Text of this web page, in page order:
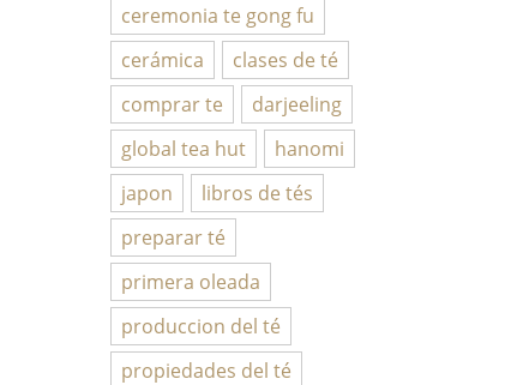
ceremonia te gong fu
cerámica
clases de té
comprar te
darjeeling
global tea hut
hanomi
japon
libros de tés
preparar té
primera oleada
produccion del té
propiedades del té